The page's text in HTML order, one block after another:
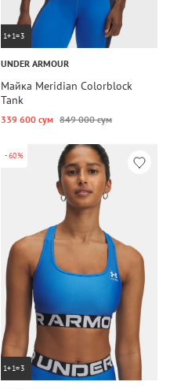
1+1=3
UNDER ARMOUR
Майка Meridian Colorblock
Tank
339 600 сум 849 000 сум
-60%
1+1=3